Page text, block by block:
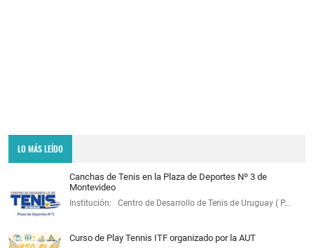
LO MÁS LEÍDO
Canchas de Tenis en la Plaza de Deportes Nº 3 de
Montevideo
Institución: Centro de Desarrollo de Tenis de Uruguay ( P…
Curso de Play Tennis ITF organizado por la AUT